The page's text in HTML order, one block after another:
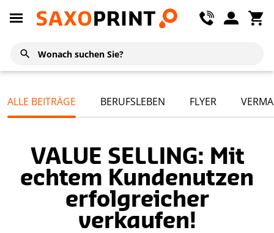
ALLE BEITRÄGE BERUFSLEBEN FLYER
VALUE SELLING: Mit
echtem Kundenutzen
erfolgreicher
verkaufen!